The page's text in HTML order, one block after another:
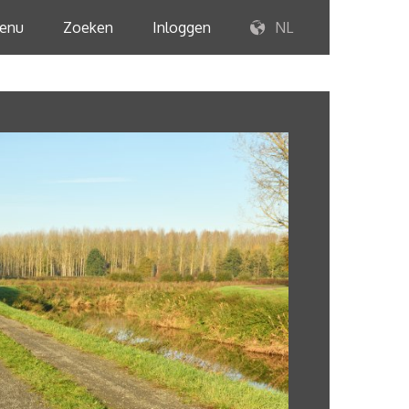
Zoeken Inloggen NL